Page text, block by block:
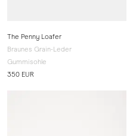
The Penny Loafer
Braunes Grain-Leder
Gummisohle
350 EUR